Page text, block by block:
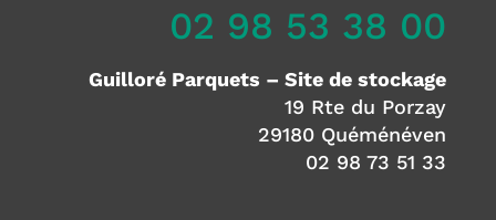
02 98 53 38 00
Guilloré Parquets – Site de stockage
19 Rte du Porzay
29180 Quéménéven
02 98 73 51 33